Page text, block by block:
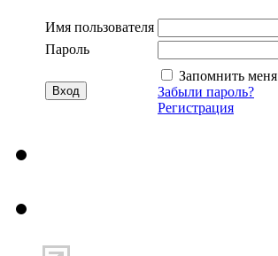
Имя пользователя
Пароль
Запомнить меня
Забыли пароль?
Регистрация